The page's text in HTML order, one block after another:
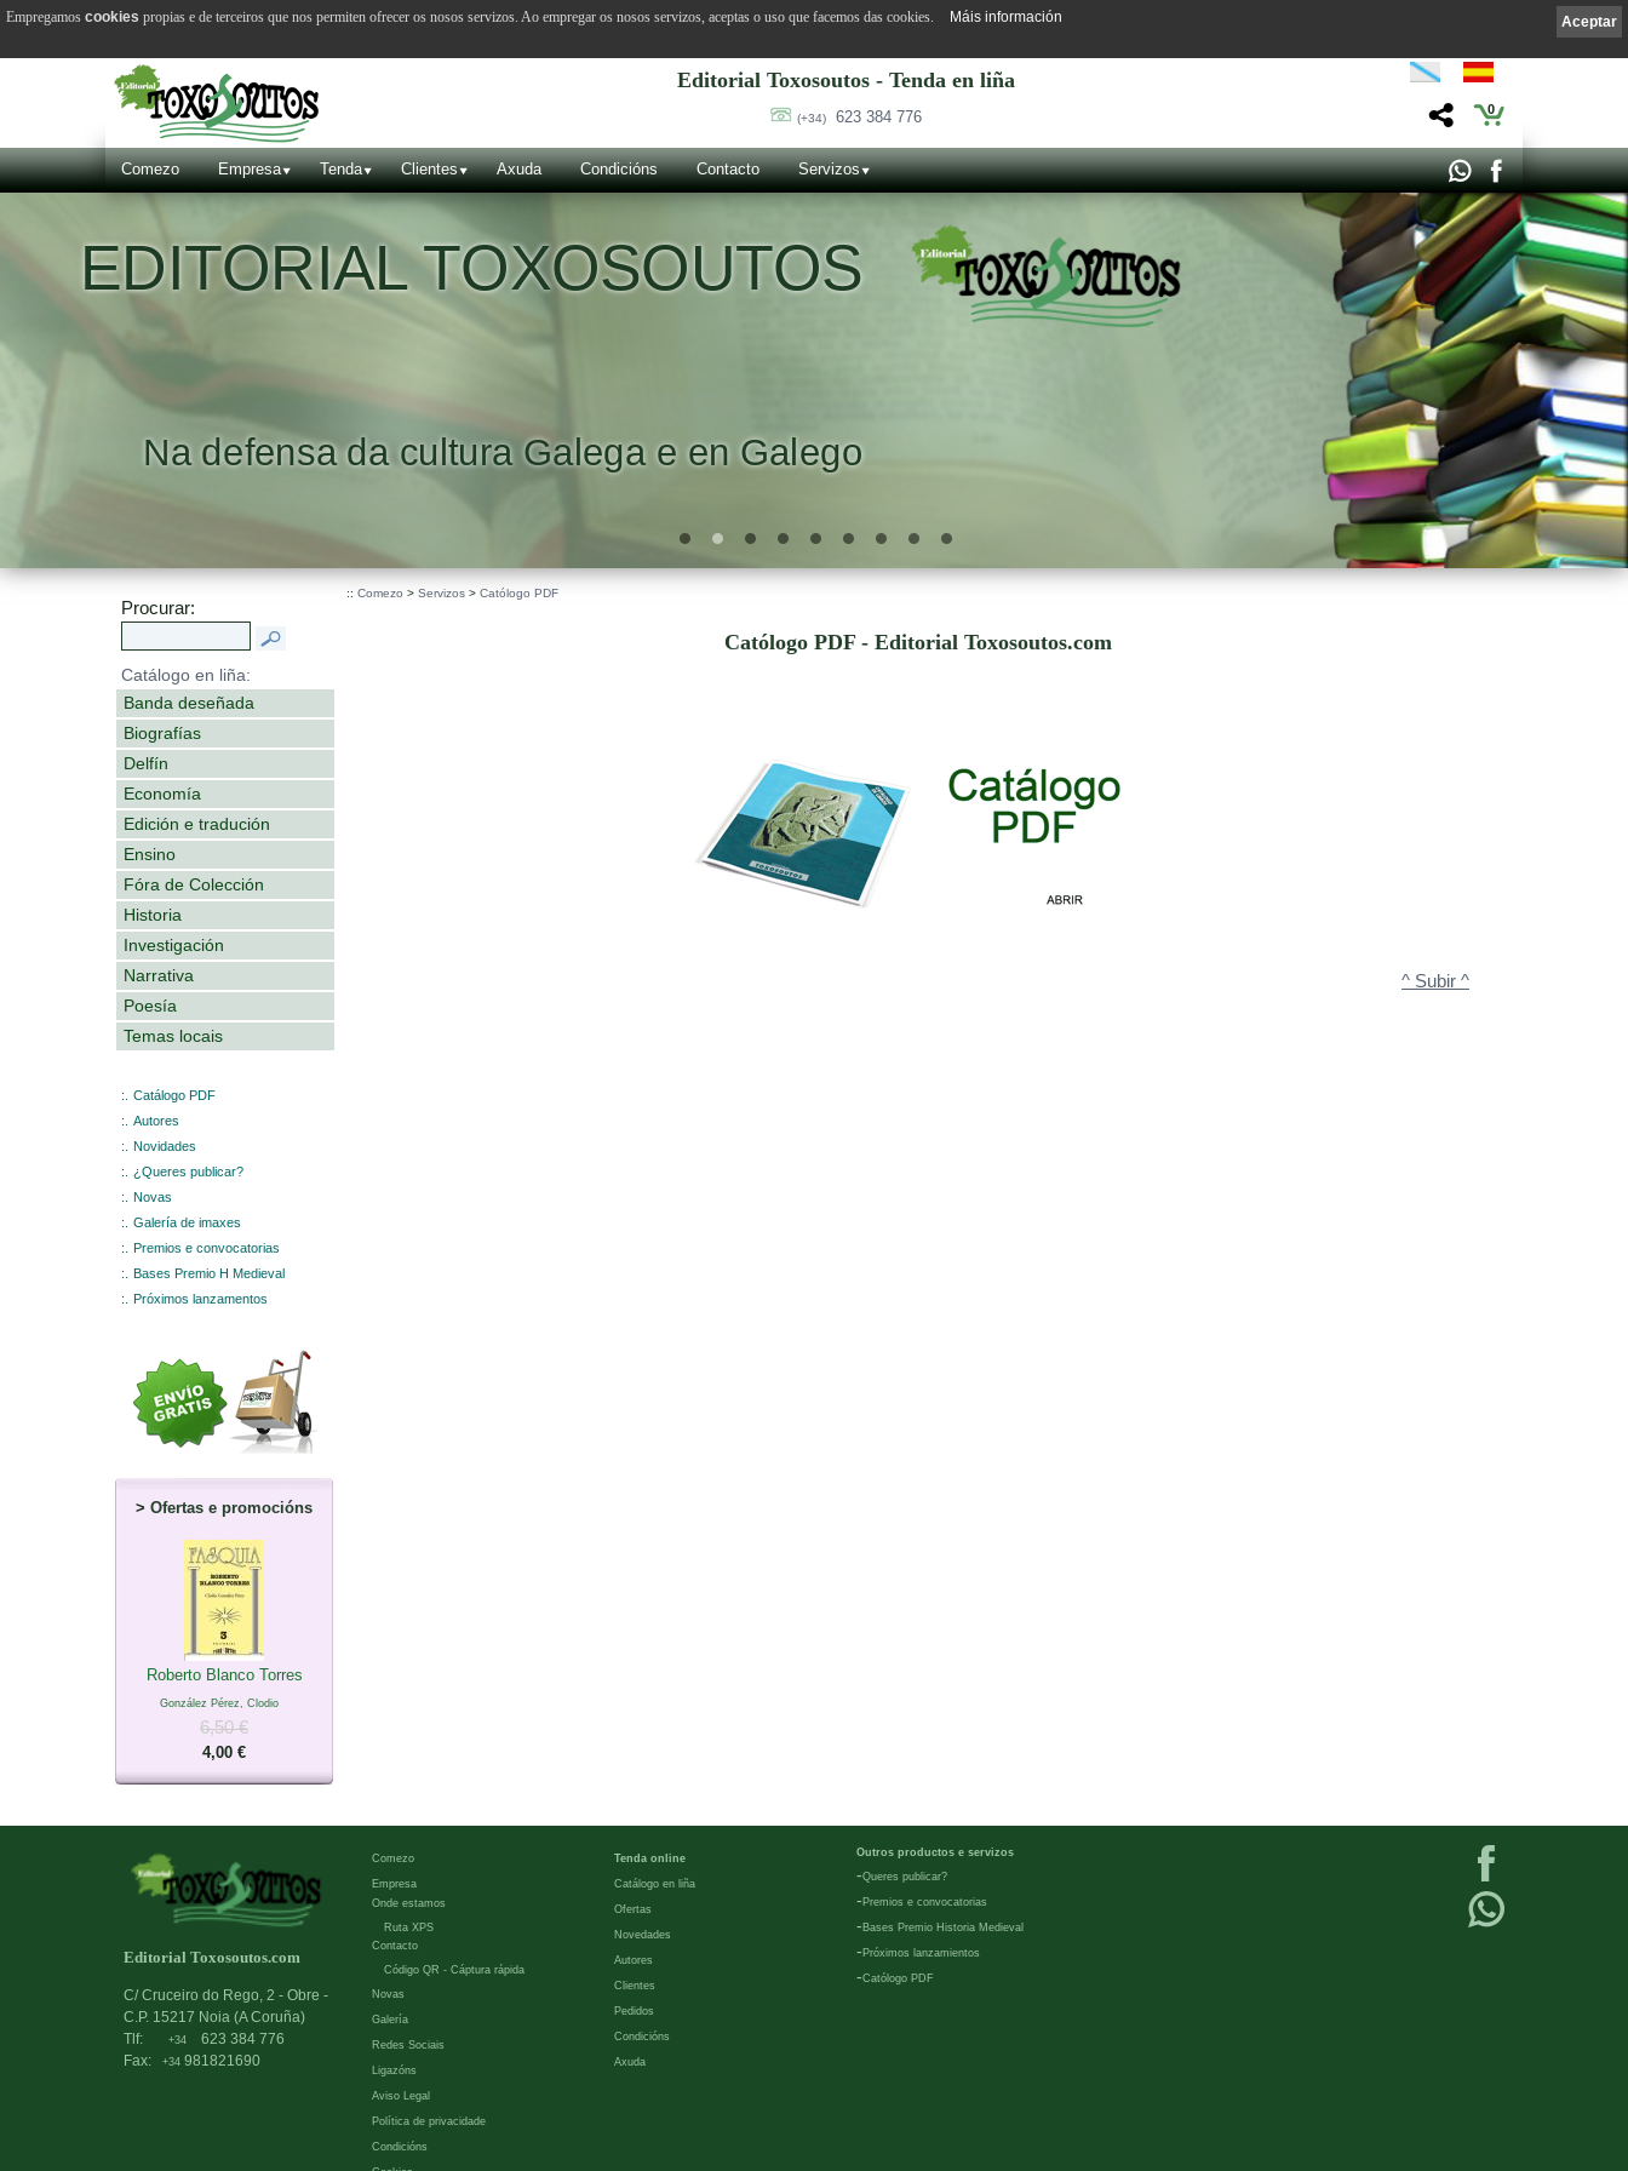
Editorial Toxosoutos - Tenda en liña
(+34) 623 384 776 0
Comezo Empresa Tenda Clientes Axuda Condicións Contacto Servizos
TOXOSOUTOS
defensa da cultura Galega e en Galego
Procurar:
Catálogo en liña:
Banda deseñada
Biografías
Delfín
Economía
Edición e tradución
Ensino
Fóra de Colección
Historia
Investigación
Narrativa
Poesía
Temas locais
:.
Catálogo PDF
:.
Autores
:.
Novidades
:.
¿Queres publicar?
:.
Novas
:.
Galería de imaxes
:.
Premios e convocatorias
:.
Bases Premio H Medieval
:.
Próximos lanzamentos
> Ofertas e promocións
Roberto Blanco Torres
González Pérez, Clodio
6,50 €
4,00 €
:: Comezo > Servizos > Católogo PDF
Católogo PDF - Editorial Toxosoutos.com
^ Subir ^
Editorial Toxosoutos.com
C/ Cruceiro do Rego, 2 - Obre -
C.P. 15217 Noia (A Coruña)
Tlf:
+34
623 384 776
Fax:
+34 981821690
Comezo
Empresa
Onde estamos
Ruta XPS
Contacto
Código QR - Cáptura rápida
Novas
Galería
Redes Sociais
Ligazóns
Aviso Legal
Política de privacidade
Condicións
Tenda online
Catálogo en liña
Ofertas
Novedades
Autores
Clientes
Pedidos
Condicións
Axuda
Outros productos e servizos
-Queres publicar?
- Premios e convocatorias
- Bases Premio Historia Medieval
- Próximos lanzamientos
-Católogo PDF
Aceptar
Empregamos cookies propias e de terceiros que nos permiten ofrecer os nosos servizos. Ao empregar os nosos servizos, aceptas o uso que facemos das cookies. Máis información